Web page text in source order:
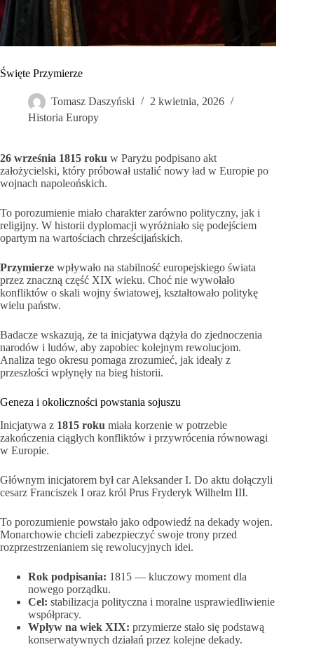
Święte Przymierze
Tomasz Daszyński
2 kwietnia, 2026
Historia Europy
26 września 1815 roku w Paryżu podpisano akt
założycielski, który próbował ustalić nowy ład w Europie po
wojnach napoleońskich.
To porozumienie miało charakter zarówno polityczny, jak i
religijny. W historii dyplomacji wyróżniało się podejściem
opartym na wartościach chrześcijańskich.
Przymierze wpływało na stabilność europejskiego świata
przez znaczną część XIX wieku. Choć nie wywołało
konfliktów o skali wojny światowej, kształtowało politykę
wielu państw.
Badacze wskazują, że ta inicjatywa dążyła do zjednoczenia
narodów i ludów, aby zapobiec kolejnym rewolucjom.
Analiza tego okresu pomaga zrozumieć, jak ideały z
przeszłości wpłynęły na bieg historii.
Geneza i okoliczności powstania sojuszu
Inicjatywa z 1815 roku miała korzenie w potrzebie
zakończenia ciągłych konfliktów i przywrócenia równowagi
w Europie.
Głównym inicjatorem był car Aleksander I. Do aktu dołączyli
cesarz Franciszek I oraz król Prus Fryderyk Wilhelm III.
To porozumienie powstało jako odpowiedź na dekady wojen.
Monarchowie chcieli zabezpieczyć swoje trony przed
rozprzestrzenianiem się rewolucyjnych idei.
Rok podpisania: 1815 — kluczowy moment dla
nowego porządku.
Cel: stabilizacja polityczna i moralne usprawiedliwienie
współpracy.
Wpływ na wiek XIX: przymierze stało się podstawą
konserwatywnych działań przez kolejne dekady.